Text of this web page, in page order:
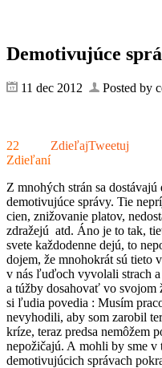
Demotivujúce
11 dec 2012 Posted by
22
Zdieľaní
ZdieľajTweetuj
Z mnohých strán sa
demotivujúce správy. Tie
cien, znižovanie platov,
zdražejú atd. Áno je to tak,
svete každodenne dejú, to
dojem, že mnohokrát sú tieto
v nás ľuďoch vyvolali strach
a túžby dosahovať vo
si ľudia povedia : Musím
nevyhodili, aby som zarobil
kríze, teraz predsa nemôžem
nepožičajú. A mohli by sme
demotivujúcich správach